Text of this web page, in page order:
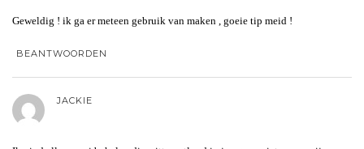
Geweldig ! ik ga er meteen gebruik van maken , goeie tip meid !
BEANTWOORDEN
JACKIE